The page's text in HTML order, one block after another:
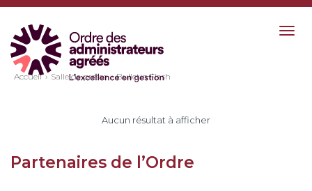
Accueil Salle de presse Bulletin Flash
Aucun résultat à afficher
Partenaires de l’Ordre